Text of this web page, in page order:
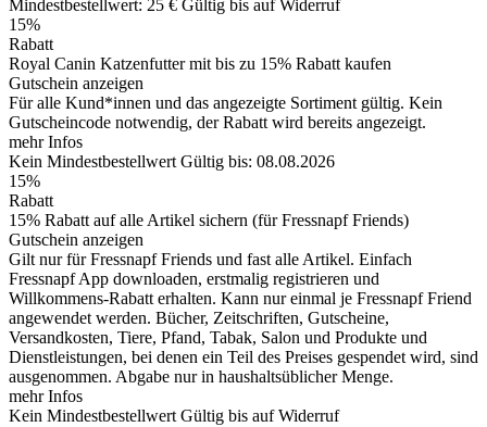
Mindestbestellwert: 25 € Gültig bis auf Widerruf
15%
Rabatt
Royal Canin Katzenfutter mit bis zu 15% Rabatt kaufen
Gutschein anzeigen
Für alle Kund*innen und das angezeigte Sortiment gültig. Kein
Gutscheincode notwendig, der Rabatt wird bereits angezeigt.
mehr Infos
Kein Mindestbestellwert Gültig bis: 08.08.2026
15%
Rabatt
15% Rabatt auf alle Artikel sichern (für Fressnapf Friends)
Gutschein anzeigen
Gilt nur für Fressnapf Friends und fast alle Artikel. Einfach
Fressnapf App downloaden, erstmalig registrieren und
Willkommens-Rabatt erhalten. Kann nur einmal je Fressnapf Friend
angewendet werden. Bücher, Zeitschriften, Gutscheine,
Versandkosten, Tiere, Pfand, Tabak, Salon und Produkte und
Dienstleistungen, bei denen ein Teil des Preises gespendet wird, sind
ausgenommen. Abgabe nur in haushaltsüblicher Menge.
mehr Infos
Kein Mindestbestellwert Gültig bis auf Widerruf